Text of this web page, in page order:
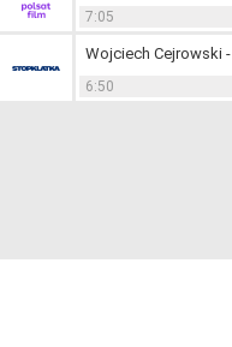
7:05
Wojciech Cejrowski
6:50